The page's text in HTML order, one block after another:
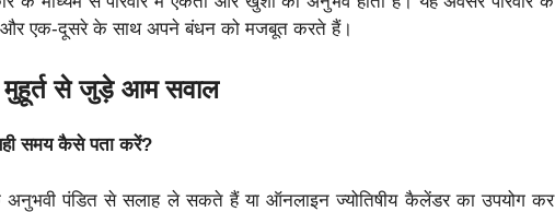
और एक-दूसरे के साथ अपने बंधन को मजबूत करते हैं।
से जुड़े आम सवाल
समय कैसे पता करें?
पंडित से सलाह ले सकते हैं या ऑनलाइन ज्योतिषीय कैलेंडर का उपयोग कर